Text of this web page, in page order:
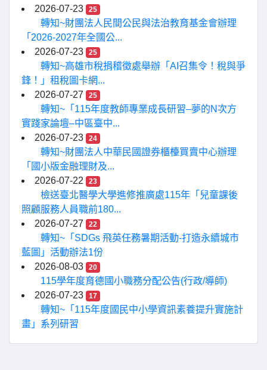
2026-07-23
25
轉知~財團法人民間公民與法治教育基金會辦理
「2026-2027年全國公...
2026-07-23
25
轉知~高雄市稅捐稽徵處舉辦「AI召集令！稅與爭
鋒！」租稅圖卡網...
2026-07-27
25
轉知~「115年度教師專業成長研習–夢的N次方
實踐家論壇–中區臺中...
2026-07-23
24
轉知~財團法人中華民國證券櫃檯買賣中心辦理
「國小版金融理財及...
2026-07-22
23
檢送臺北醫學大學進修推廣處115年「兒童課後
照顧服務人員職前180...
2026-07-27
22
轉知~「SDGs 飛英任務暑期活動-打造永續城市
藍圖」活動辦法1份
2026-08-03
20
115學年度育德國小職務分配公告(行政/導師)
2026-07-23
17
轉知~「115年度國民中小學資訊素養提升實施計
畫」系列研習